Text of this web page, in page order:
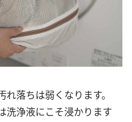
落ちは弱くなります。
洗浄液にこそ浸かります